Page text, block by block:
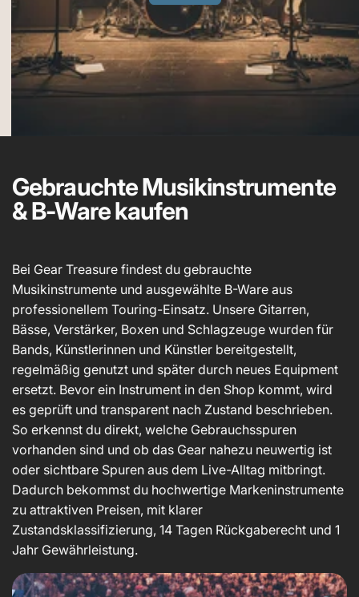
e
Gebrauchte Musikinstrumente
& B-Ware kaufen
Bei Gear Treasure findest du gebrauchte
Musikinstrumente und ausgewählte B-Ware aus
professionellem Touring-Einsatz. Unsere Gitarren,
Bässe, Verstärker, Boxen und Schlagzeuge wurden für
Bands, Künstlerinnen und Künstler bereitgestellt,
regelmäßig genutzt und später durch neues Equipment
ersetzt. Bevor ein Instrument in den Shop kommt, wird
es geprüft und transparent nach Zustand beschrieben.
So erkennst du direkt, welche Gebrauchsspuren
vorhanden sind und ob das Gear nahezu neuwertig ist
oder sichtbare Spuren aus dem Live-Alltag mitbringt.
Dadurch bekommst du hochwertige Markeninstrumente
zu attraktiven Preisen, mit klarer
Zustandsklassifizierung, 14 Tagen Rückgaberecht und 1
Jahr Gewährleistung.